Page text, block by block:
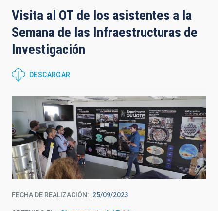
navegación
Visita al OT de los asistentes a la
Semana de las Infraestructuras de
Investigación
DESCARGAR
FECHA DE REALIZACIÓN 25/09/2023